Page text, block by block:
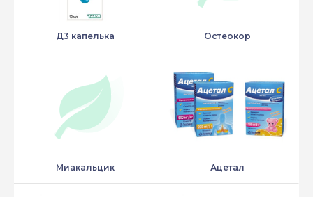
Д3 капелька Остеокор
Миакальцик Ацетал